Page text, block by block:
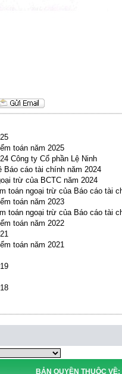
toán năm 2025
Công ty Cổ phần Lệ Ninh
Báo cáo tài chính năm 2024
trừ của BCTC năm 2024
toán ngoại trừ của Báo cáo tài
toán năm 2023
toán ngoại trừ của Báo cáo tài
toán năm 2022
toán năm 2021
BẢN QUYỀN THUỘC